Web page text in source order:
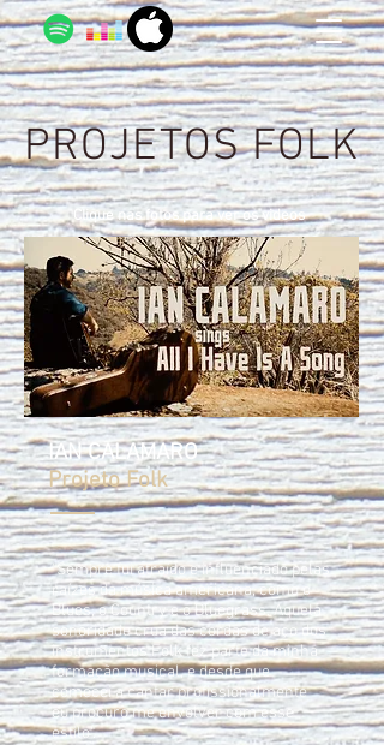
PROJETOS FOLK
IAN CALAMARO
Projeto Folk
"Sempre fui atraído e influenciado pelas
raízes da música americana, como o
Blues, o Country e o Bluegrass. Aquela
sonoridade crua das cordas de aço dos
instrumentos Folk fez parte da minha
formação musical, e desde que
comecei a cantar profissionalmente
eu procuro me envolver com esse
estilo".
Clique nas fotos para ver os videos